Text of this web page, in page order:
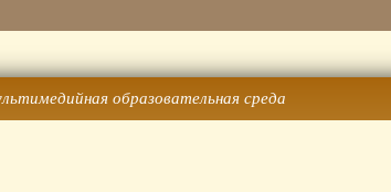
образовательная среда